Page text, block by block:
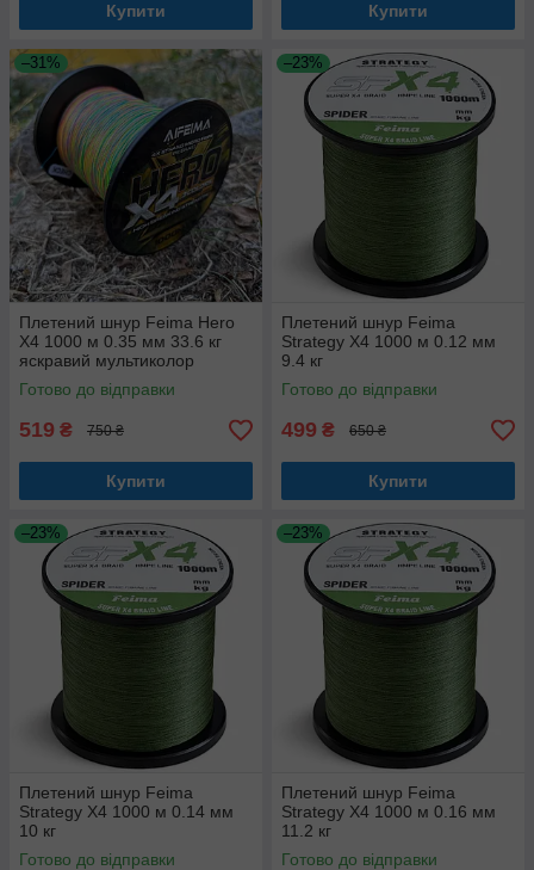
Купити Купити
–31%
Плетений шнур Feima Hero
X4 1000 м 0.35 мм 33.6 кг
яскравий мультиколор
Готово до відправки
519 ₴ 750 ₴
Купити
–23%
Плетений шнур Feima
Strategy X4 1000 м 0.12 мм
9.4 кг
Готово до відправки
499 ₴ 650 ₴
Купити
–23%
Плетений шнур Feima
Strategy X4 1000 м 0.14 мм
10 кг
Готово до відправки
–23%
Плетений шнур Feima
Strategy X4 1000 м 0.16 мм
11.2 кг
Готово до відправки